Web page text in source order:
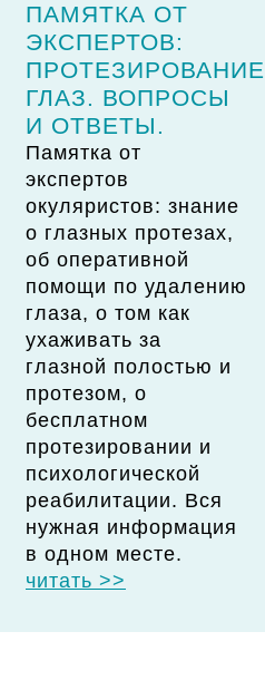
ПАМЯТКА ОТ
ЭКСПЕРТОВ:
ПРОТЕЗИРОВАНИЕ
ГЛАЗ. ВОПРОСЫ
И ОТВЕТЫ.
Памятка от
экспертов
окуляристов: знание
о глазных протезах,
об оперативной
помощи по удалению
глаза, о том как
ухаживать за
глазной полостью и
протезом, о
бесплатном
протезировании и
психологической
реабилитации. Вся
нужная информация
в одном месте.
читать >>